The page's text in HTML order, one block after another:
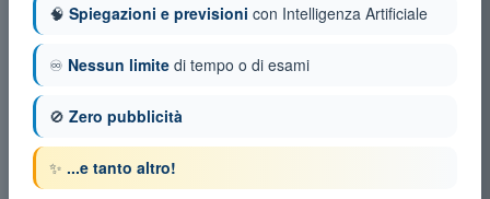
🧠 Spiegazioni e previsioni con Intelligenza Artificiale
♾️ Nessun limite di tempo o di esami
🚫 Zero pubblicità
✨ ...e tanto altro!